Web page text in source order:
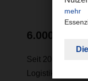
6.000
Seit 2015 ist
Logistikpartner